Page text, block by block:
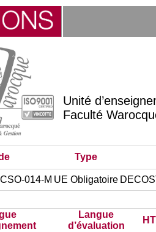
Unité
Faculté
Type
014-M UE Obligatoire
Langue
d’évaluation